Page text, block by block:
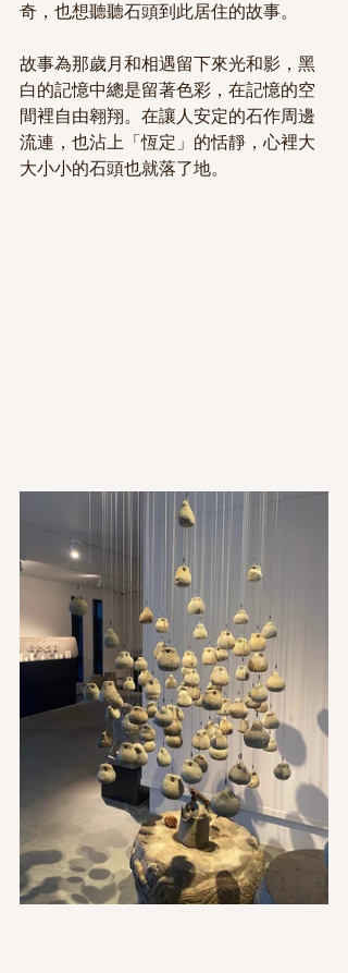
奇，也想聽聽石頭到此居住的故事。
故事為那歲月和相遇留下來光和影，黑
白的記憶中總是留著色彩，在記憶的空
間裡自由翱翔。在讓人安定的石作周邊
流連，也沾上「恆定」的恬靜，心裡大
大小小的石頭也就落了地。